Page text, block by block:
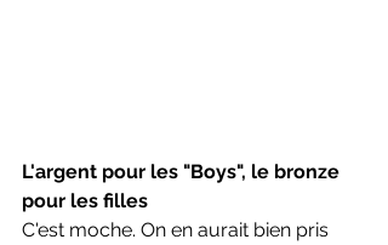
L'argent pour les "Boys", le bronze
pour les filles
C'est moche. On en aurait bien pris